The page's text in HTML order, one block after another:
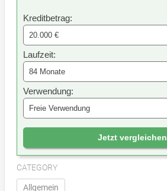
Kreditbetrag:
Laufzeit:
Verwendung:
Jetzt vergleichen
CATEGORY
Allgemein